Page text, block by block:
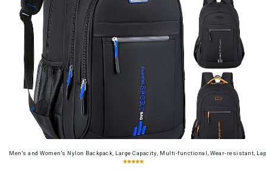
Men's and Women's Nylon Backpack, Large Capacity, Multi-functional, Wear-resistant,